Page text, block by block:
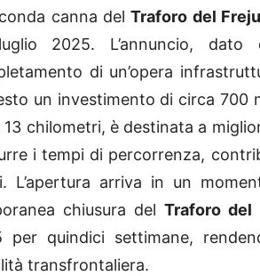
canna delTraforo del
2025. L’annuncio,
di un’opera
un investimento di circa 700
13 chilometri, è destinata a
i tempi di percorrenza,
L’apertura arriva in un
chiusura del Traforo del
per quindici settimane,
transfrontaliera.